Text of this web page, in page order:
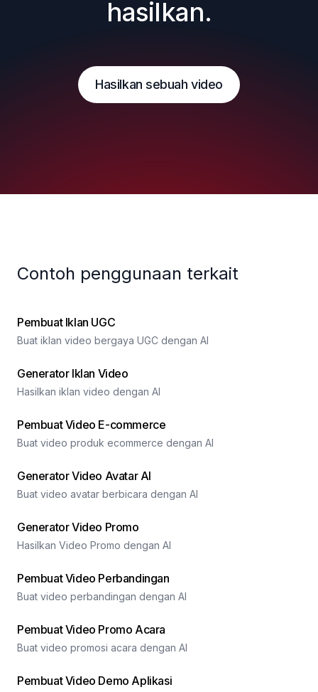
hasilkan.
Hasilkan sebuah video
Contoh penggunaan terkait
Pembuat Iklan UGC
Buat iklan video bergaya UGC dengan AI
Generator Iklan Video
Hasilkan iklan video dengan AI
Pembuat Video E-commerce
Buat video produk ecommerce dengan AI
Generator Video Avatar AI
Buat video avatar berbicara dengan AI
Generator Video Promo
Hasilkan Video Promo dengan AI
Pembuat Video Perbandingan
Buat video perbandingan dengan AI
Pembuat Video Promo Acara
Buat video promosi acara dengan AI
Pembuat Video Demo Aplikasi